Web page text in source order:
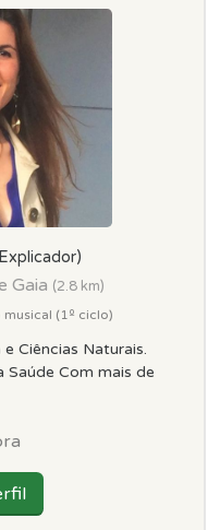
Gaia (2.8 km)
(1º ciclo)
Ciências Naturais.
Saúde Com mais de